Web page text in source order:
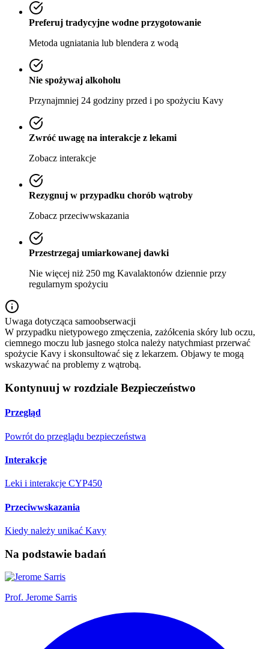
Preferuj tradycyjne wodne przygotowanie
Metoda ugniatania lub blendera z wodą
Nie spożywaj alkoholu
Przynajmniej 24 godziny przed i po spożyciu Kavy
Zwróć uwagę na interakcje z lekami
Zobacz interakcje
Rezygnuj w przypadku chorób wątroby
Zobacz przeciwwskazania
Przestrzegaj umiarkowanej dawki
Nie więcej niż 250 mg Kavalaktonów dziennie przy
regularnym spożyciu
Uwaga dotycząca samoobserwacji
W przypadku nietypowego zmęczenia, zażółcenia skóry lub oczu,
ciemnego moczu lub jasnego stolca należy natychmiast przerwać
spożycie Kavy i skonsultować się z lekarzem. Objawy te mogą
wskazywać na problemy z wątrobą.
Kontynuuj w rozdziale Bezpieczeństwo
Przegląd
Powrót do przeglądu bezpieczeństwa
Interakcje
Leki i interakcje CYP450
Przeciwwskazania
Kiedy należy unikać Kavy
Na podstawie badań
Prof. Jerome Sarris